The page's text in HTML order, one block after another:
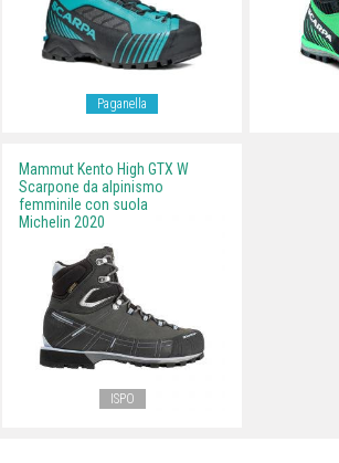
Paganella
Mammut Kento High GTX W
Scarpone da alpinismo
femminile con suola
Michelin 2020
ISPO